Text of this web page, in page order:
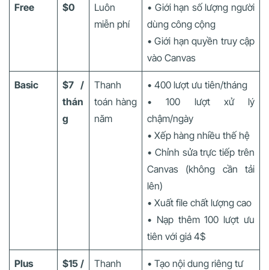
Free $0
Luôn
miễn phí
• Giới hạn số lượng người
dùng công cộng
• Giới hạn quyền truy cập
vào Canvas
Basic
$7 /
thán
g
Thanh
toán hàng
năm
• 400 lượt ưu tiên/tháng
• 100 lượt xử lý
chậm/ngày
• Xếp hàng nhiều thế hệ
• Chỉnh sửa trực tiếp trên
Canvas (không cần tải
lên)
• Xuất file chất lượng cao
• Nạp thêm 100 lượt ưu
tiên với giá 4$
Plus
$15 /
Thanh
• Tạo nội dung riêng tư